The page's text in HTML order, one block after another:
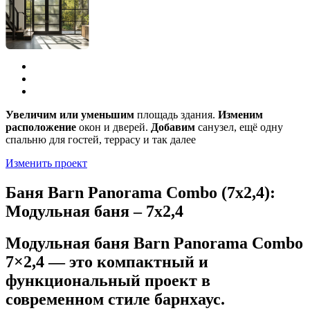
Увеличим или уменьшим площадь здания. Изменим
расположение окон и дверей. Добавим санузел, ещё одну
спальню для гостей, террасу и так далее
Изменить проект
Баня Barn Panorama Combo (7х2,4):
Модульная баня – 7х2,4
Модульная баня Barn Panorama Combo
7×2,4 — это компактный и
функциональный проект в
современном стиле барнхаус.